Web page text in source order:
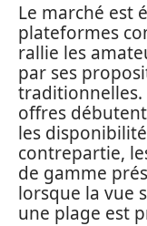
Le marché est
plateformes
rallie les
par ses
traditionnelles.
offres
les
contrepartie,
de gamme
lorsque la vue
une plage est